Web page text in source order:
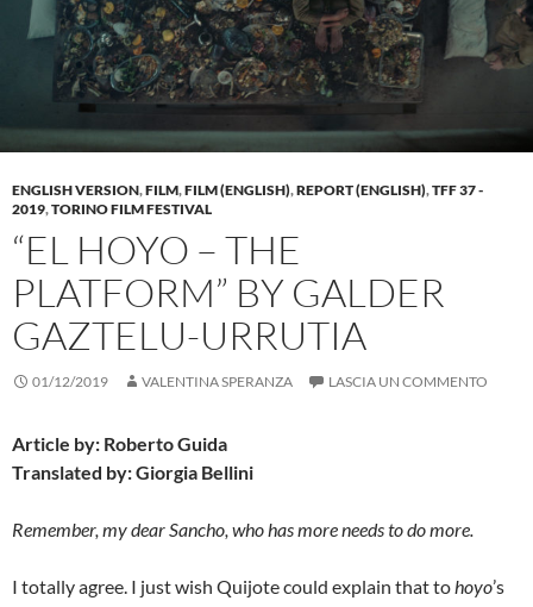
ENGLISH VERSION,FILM,FILM (ENGLISH),REPORT (ENGLISH),TFF 37 -
2019,TORINO FILM FESTIVAL
“EL HOYO – THE
PLATFORM” BY GALDER
GAZTELU-URRUTIA
01/12/2019 VALENTINA SPERANZA LASCIA UN COMMENTO
Article by: Roberto Guida
Translated by: Giorgia Bellini
Remember, my dear Sancho, who has more needs to do more.
I totally agree. I just wish Quijote could explain that tohoyo’s